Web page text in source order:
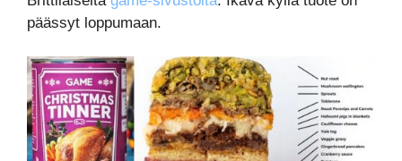
päässyt loppumaan.